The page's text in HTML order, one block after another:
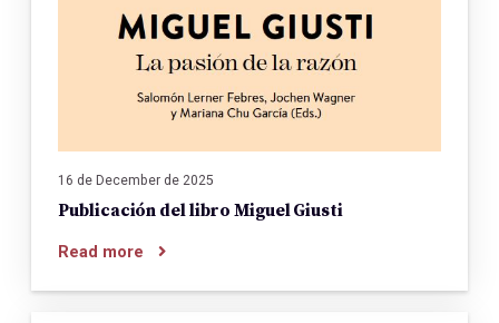
16 de December de 2025
Publicación del libro Miguel Giusti
Read more